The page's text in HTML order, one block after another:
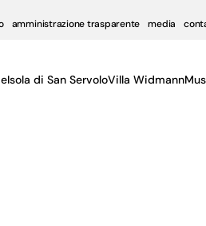
amministrazione trasparente media
Isola di San ServoloVilla Widmann